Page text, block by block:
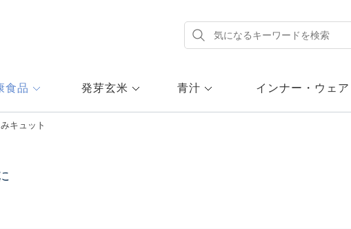
食品 発芽玄米 青汁 インナー・ウェア
キュット